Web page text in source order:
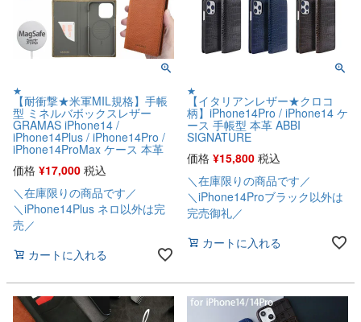
★
【耐衝撃★米軍MIL規格】手帳
型 ミネルバボックスレザー
GRAMAS iPhone14 /
iPhone14Plus / iPhone14Pro /
iPhone14ProMax ケース 本革
価格 ¥17,000 税込
＼在庫限りの商品です／
＼iPhone14Plus ネロ以外は完
売／
カートに入れる
★
【イタリアンレザー★クロコ
柄】iPhone14Pro / iPhone14 ケ
ース 手帳型 本革 ABBI
SIGNATURE
価格 ¥15,800 税込
＼在庫限りの商品です／
＼iPhone14Proブラック以外は
完売御礼／
カートに入れる